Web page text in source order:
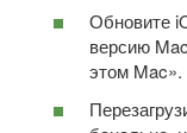
Обновите
версию
этом Mac».